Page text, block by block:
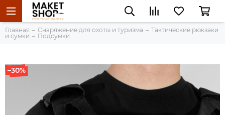
Главная Снаряжение для охоты и туризма
Тактические рюкзаки
и сумки
Подсумки
–30%